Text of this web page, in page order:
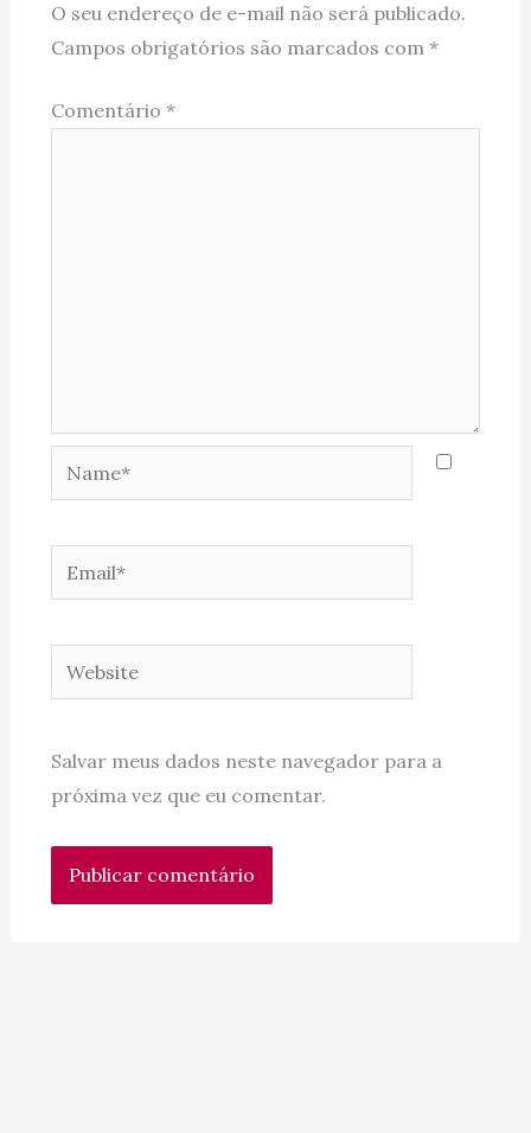
O seu endereço de e-mail não será publicado.
Campos obrigatórios são marcados com *
Comentário *
Name*
Email*
Website
Salvar meus dados neste navegador para a
próxima vez que eu comentar.